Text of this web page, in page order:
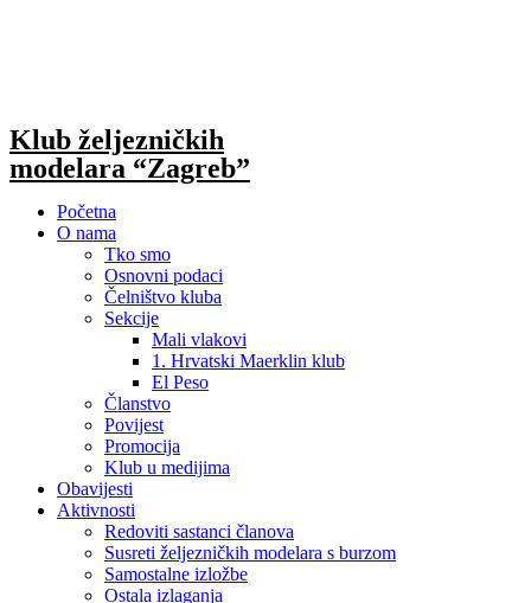
Klub željezničkih
modelara “Zagreb”
Početna
O nama
Tko smo
Osnovni podaci
Čelništvo kluba
Sekcije
Mali vlakovi
1. Hrvatski Maerklin klub
El Peso
Članstvo
Povijest
Promocija
Klub u medijima
Obavijesti
Aktivnosti
Redoviti sastanci članova
Susreti željezničkih modelara s burzom
Samostalne izložbe
Ostala izlaganja